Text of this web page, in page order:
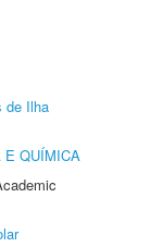
de Ilha
E QUÍMICA